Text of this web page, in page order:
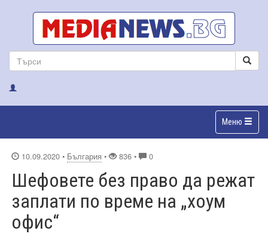
Меню
10.09.2020 • България • 836 • 0
Шефовете без право да режат
заплати по време на „хоум
офис“